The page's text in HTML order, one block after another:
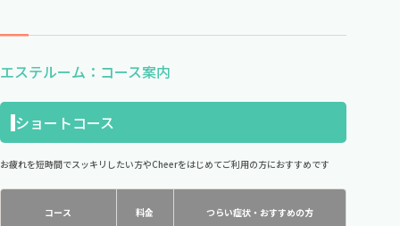
エステルーム：コース案内
ショートコース
お疲れを短時間でスッキリしたい方やCheerをはじめてご利用の方におすすめです
コース 料金 つらい症状・おすすめの方